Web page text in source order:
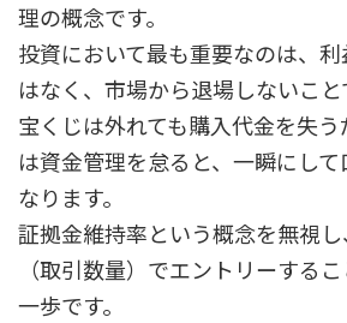
理の概念です。
投資において最も重要なのは、
はなく、市場から退場しないこと
宝くじは外れても購入代金を失う
は資金管理を怠ると、一瞬にし
なります。
証拠金維持率という概念を無視
（取引数量）でエントリーする
一歩です。